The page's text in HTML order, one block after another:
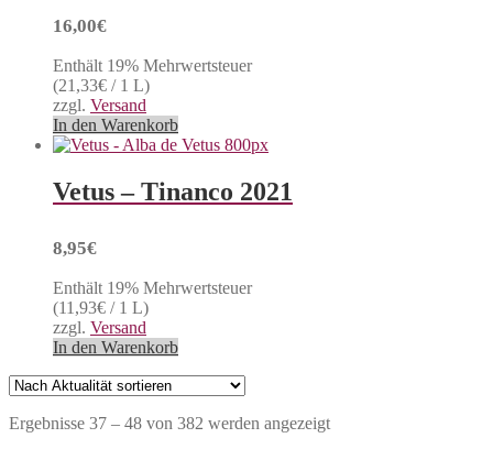
16,00€
Enthält 19% Mehrwertsteuer
(21,33€ / 1 L)
zzgl. Versand
In den Warenkorb
Vetus – Tinanco 2021
8,95€
Enthält 19% Mehrwertsteuer
(11,93€ / 1 L)
zzgl. Versand
In den Warenkorb
Ergebnisse 37 – 48 von 382 werden angezeigtNach